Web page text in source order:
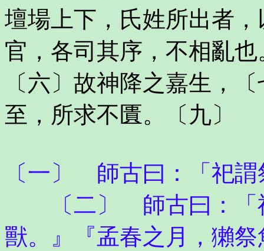
壇場上下，氏姓所出者
官，各司其序，不相亂
〔六〕故神降之嘉生，
至，所求不匱。〔九〕
〔一〕 師古曰：「祀謂
〔二〕 師古曰：「禮
獸。』『孟春之月，獺